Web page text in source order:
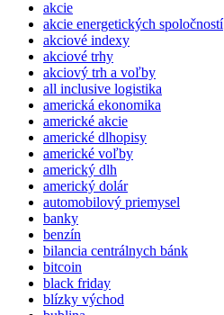
akcie
akcie energetických spoločností
akciové indexy
akciové trhy
akciový trh a voľby
all inclusive logistika
americká ekonomika
americké akcie
americké dlhopisy
americké voľby
americký dlh
americký dolár
automobilový priemysel
banky
benzín
bilancia centrálnych bánk
bitcoin
black friday
blízky východ